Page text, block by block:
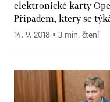
elektronické karty
Případem, který se
14. 9. 2018 ▪ 3 min. čtení